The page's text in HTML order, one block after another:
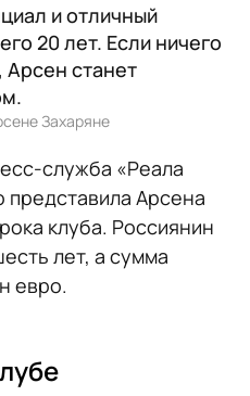
и отличный
20 лет. Если ничего
Арсен станет
Захаряне
служба «Реала
Арсена
клуба. Россиянин
лет, а сумма
евро.